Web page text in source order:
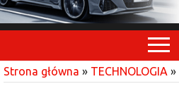
Strona główna » TECHNOLOGIA »